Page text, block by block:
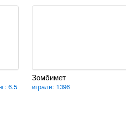
6.5
Зомбимет
играли: 1396